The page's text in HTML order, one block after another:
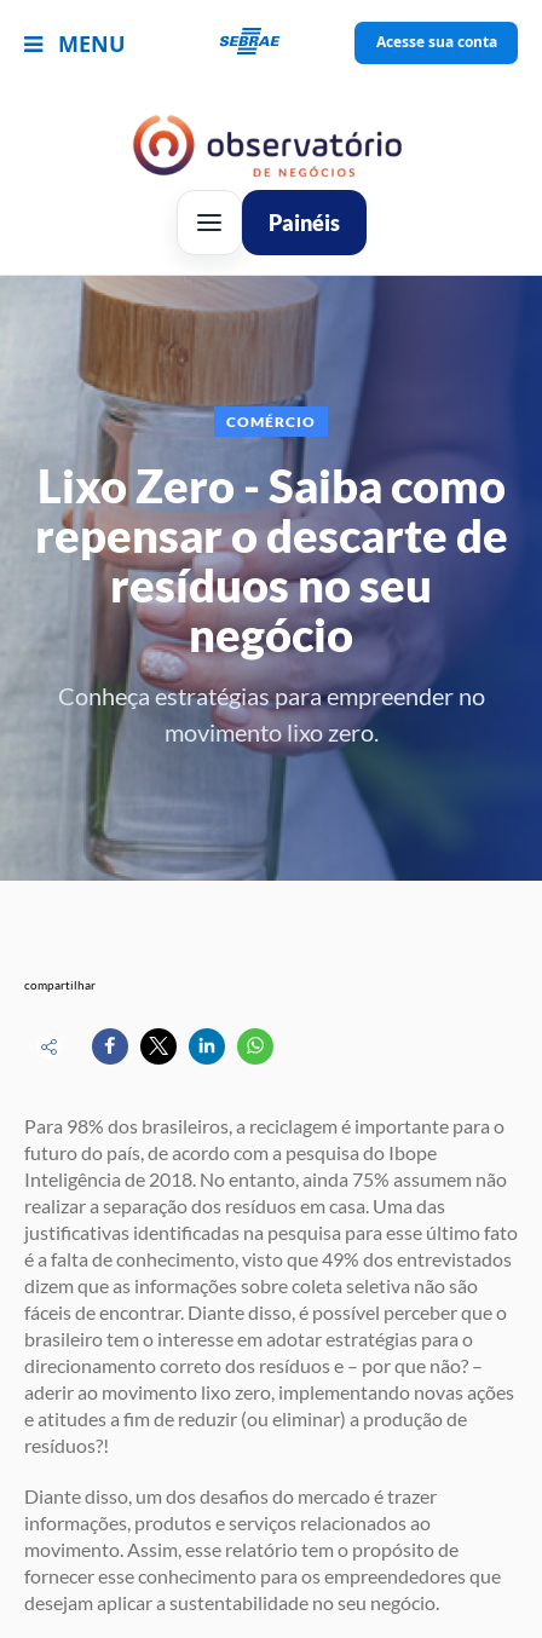
MENU Acesse sua conta
Painéis
COMÉRCIO
Lixo Zero - Saiba como
repensar o descarte de
resíduos no seu
negócio
Conheça estratégias para empreender no
movimento lixo zero.
compartilhar
Para 98% dos brasileiros, a reciclagem é importante para o
futuro do país, de acordo com a pesquisa do Ibope
Inteligência de 2018. No entanto, ainda 75% assumem não
realizar a separação dos resíduos em casa. Uma das
justificativas identificadas na pesquisa para esse último fato
é a falta de conhecimento, visto que 49% dos entrevistados
dizem que as informações sobre coleta seletiva não são
fáceis de encontrar. Diante disso, é possível perceber que o
brasileiro tem o interesse em adotar estratégias para o
direcionamento correto dos resíduos e – por que não? –
aderir ao movimento lixo zero, implementando novas ações
e atitudes a fim de reduzir (ou eliminar) a produção de
resíduos?!
Diante disso, um dos desafios do mercado é trazer
informações, produtos e serviços relacionados ao
movimento. Assim, esse relatório tem o propósito de
fornecer esse conhecimento para os empreendedores que
desejam aplicar a sustentabilidade no seu negócio.